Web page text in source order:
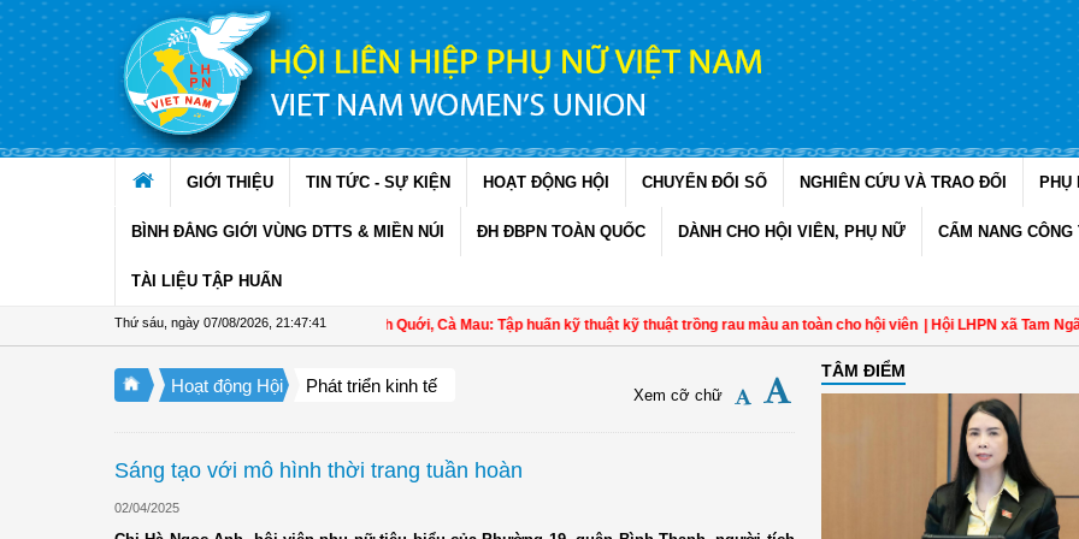
Truy cập nội dung luôn
GIỚI THIỆU TIN TỨC - SỰ KIỆN HOẠT ĐỘNG HỘI CHUYỂN ĐỔI SỐ NGHIÊN CỨU VÀ TRAO ĐỔI PHỤ
BÌNH ĐẲNG GIỚI VÙNG DTTS & MIỀN NÚI ĐH ĐBPN TOÀN QUỐC DÀNH CHO HỘI VIÊN, PHỤ NỮ CẨM NANG CÔNG
TÀI LIỆU TẬP HUẤN
Thứ sáu, ngày 07/08/2026 21:47:41
Hội LHPN xã Ninh Quới, Cà Mau: Tập huấn kỹ thuật kỹ thuật trồng rau màu an toàn cho hội viên | Hội LHPN xã Tam Ngãi,
Hoạt động Hội Phát triển kinh tế Xem cỡ chữ
Sáng tạo với mô hình thời trang tuần hoàn
02/04/2025
TÂM ĐIỂM